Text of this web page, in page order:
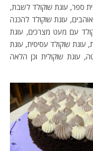
ספר, עוגת שוקולד לשבת,
עוגת שוקולד להכנה
עם מעט מצרכים, עוגת
עוגת שוקולד עסיסית, עוגת
עוגת שוקולית וכן הלאה